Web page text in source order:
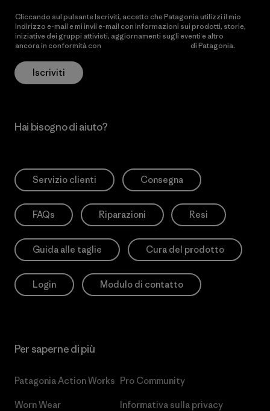
Cliccando sul pulsante Iscriviti, accetto che Patagonia utilizzi il mio
indirizzo e-mail e mi invii e-mail con informazioni sui prodotti, storie,
iniziative dei gruppi attivisti, aggiornamenti sugli eventi e altro
ancora in conformità con
di Patagonia.
Iscriviti
Hai bisogno di aiuto?
Servizio clienti Consegna
FAQs Riparazioni Resi
Guida alle taglie Cura del prodotto
Login Modulo di contatto
Per saperne di più
Patagonia Action Works
Worn Wear
Pro Community
Informativa sulla privacy